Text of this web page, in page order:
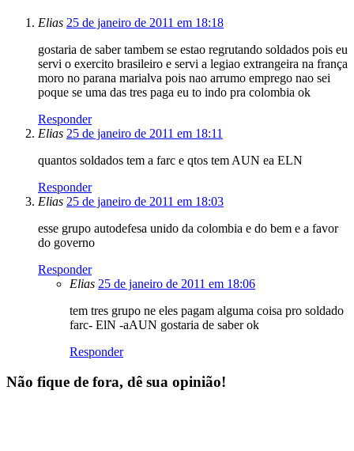
Elias 25 de janeiro de 2011 em 18:18
gostaria de saber tambem se estao regrutando soldados pois eu
servi o exercito brasileiro e servi a legiao extrangeira na frança
moro no parana marialva pois nao arrumo emprego nao sei
poque se uma das tres paga eu to indo pra colombia ok
Responder
Elias 25 de janeiro de 2011 em 18:11
quantos soldados tem a farc e qtos tem AUN ea ELN
Responder
Elias 25 de janeiro de 2011 em 18:03
esse grupo autodefesa unido da colombia e do bem e a favor
do governo
Responder
Elias 25 de janeiro de 2011 em 18:06
tem tres grupo ne eles pagam alguma coisa pro soldado
farc- ElN -aAUN gostaria de saber ok
Responder
Não fique de fora, dê sua opinião!